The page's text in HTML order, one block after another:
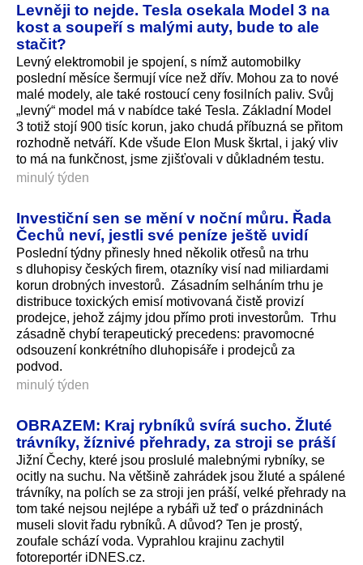
Levněji to nejde. Tesla osekala Model 3 na
kost a soupeří s malými auty, bude to ale
stačit?
Levný elektromobil je spojení, s nímž automobilky
poslední měsíce šermují více než dřív. Mohou za to nové
malé modely, ale také rostoucí ceny fosilních paliv. Svůj
„levný“ model má v nabídce také Tesla. Základní Model
3 totiž stojí 900 tisíc korun, jako chudá příbuzná se přitom
rozhodně netváří. Kde všude Elon Musk škrtal, i jaký vliv
to má na funkčnost, jsme zjišťovali v důkladném testu.
minulý týden
Investiční sen se mění v noční můru. Řada
Čechů neví, jestli své peníze ještě uvidí
Poslední týdny přinesly hned několik otřesů na trhu
s dluhopisy českých firem, otazníky visí nad miliardami
korun drobných investorů. Zásadním selháním trhu je
distribuce toxických emisí motivovaná čistě provizí
prodejce, jehož zájmy jdou přímo proti investorům. Trhu
zásadně chybí terapeutický precedens: pravomocné
odsouzení konkrétního dluhopisáře i prodejců za
podvod.
minulý týden
OBRAZEM: Kraj rybníků svírá sucho. Žluté
trávníky, žíznivé přehrady, za stroji se práší
Jižní Čechy, které jsou proslulé malebnými rybníky, se
ocitly na suchu. Na většině zahrádek jsou žluté a spálené
trávníky, na polích se za stroji jen práší, velké přehrady na
tom také nejsou nejlépe a rybáři už teď o prázdninách
museli slovit řadu rybníků. A důvod? Ten je prostý,
zoufale schází voda. Vyprahlou krajinu zachytil
fotoreportér iDNES.cz.